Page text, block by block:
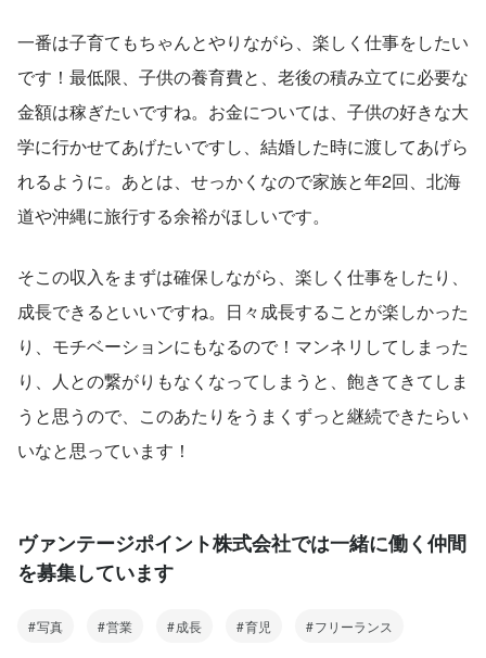
一番は子育てもちゃんとやりながら、楽しく仕事をしたい
です！最低限、子供の養育費と、老後の積み立てに必要な
金額は稼ぎたいですね。お金については、子供の好きな大
学に行かせてあげたいですし、結婚した時に渡してあげら
れるように。あとは、せっかくなので家族と年2回、北海
道や沖縄に旅行する余裕がほしいです。
そこの収入をまずは確保しながら、楽しく仕事をしたり、
成長できるといいですね。日々成長することが楽しかった
り、モチベーションにもなるので！マンネリしてしまった
り、人との繋がりもなくなってしまうと、飽きてきてしま
うと思うので、このあたりをうまくずっと継続できたらい
いなと思っています！
ヴァンテージポイント株式会社では一緒に働く仲間
を募集しています
写真 営業 成長 育児 フリーランス